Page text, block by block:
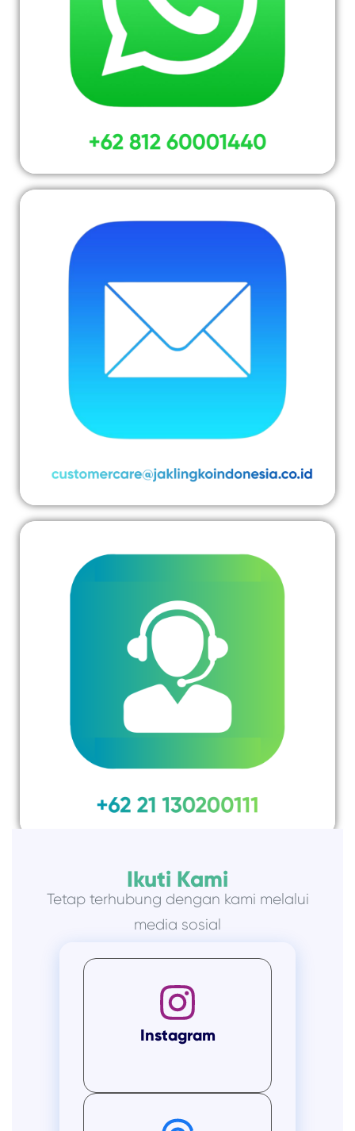
Ikuti Kami
Tetap terhubung dengan kami melalui
media sosial
Instagram